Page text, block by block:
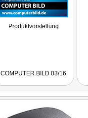
Produktvorstellung
COMPUTER BILD 03/16